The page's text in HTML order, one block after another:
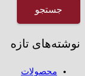
نوشته‌های تازه
محصولات